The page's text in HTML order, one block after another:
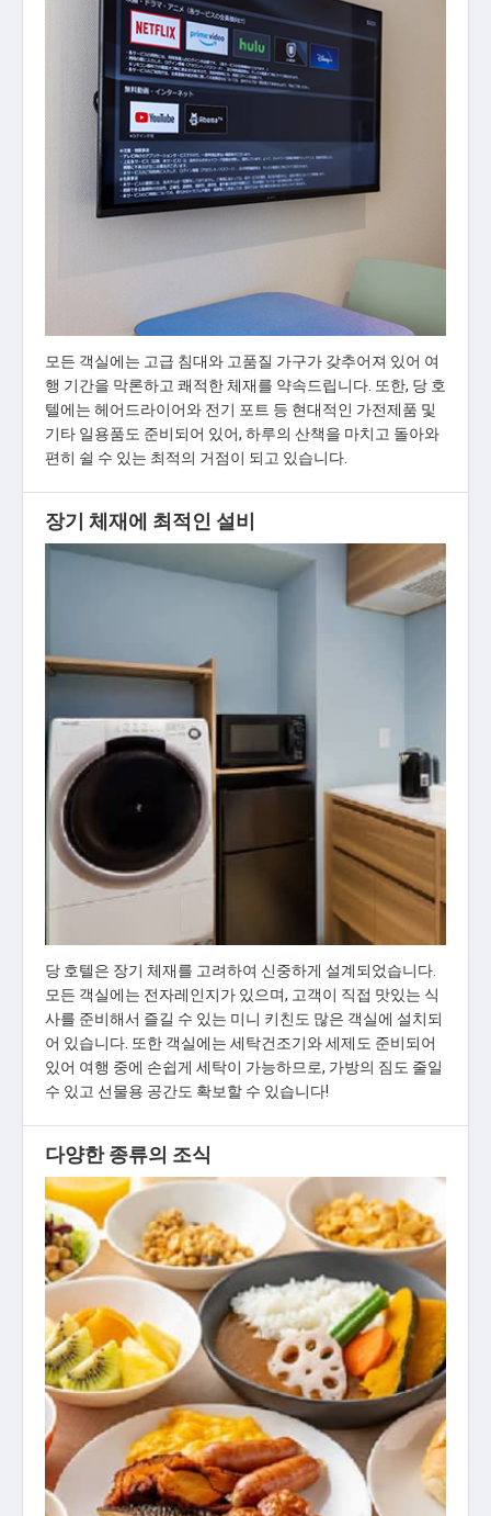
모든 객실에는 고급 침대와 고품질 가구가 갖추어져 있어 여
행 기간을 막론하고 쾌적한 체재를 약속드립니다. 또한, 당 호
텔에는 헤어드라이어와 전기 포트 등 현대적인 가전제품 및
기타 일용품도 준비되어 있어, 하루의 산책을 마치고 돌아와
편히 쉴 수 있는 최적의 거점이 되고 있습니다.
장기 체재에 최적인 설비
당 호텔은 장기 체재를 고려하여 신중하게 설계되었습니다.
모든 객실에는 전자레인지가 있으며, 고객이 직접 맛있는 식
사를 준비해서 즐길 수 있는 미니 키친도 많은 객실에 설치되
어 있습니다. 또한 객실에는 세탁건조기와 세제도 준비되어
있어 여행 중에 손쉽게 세탁이 가능하므로, 가방의 짐도 줄일
수 있고 선물용 공간도 확보할 수 있습니다!
다양한 종류의 조식